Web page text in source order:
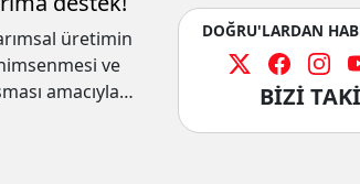
üretimin
ve
amacıyla
DOĞRU'LARDAN
BİZİ